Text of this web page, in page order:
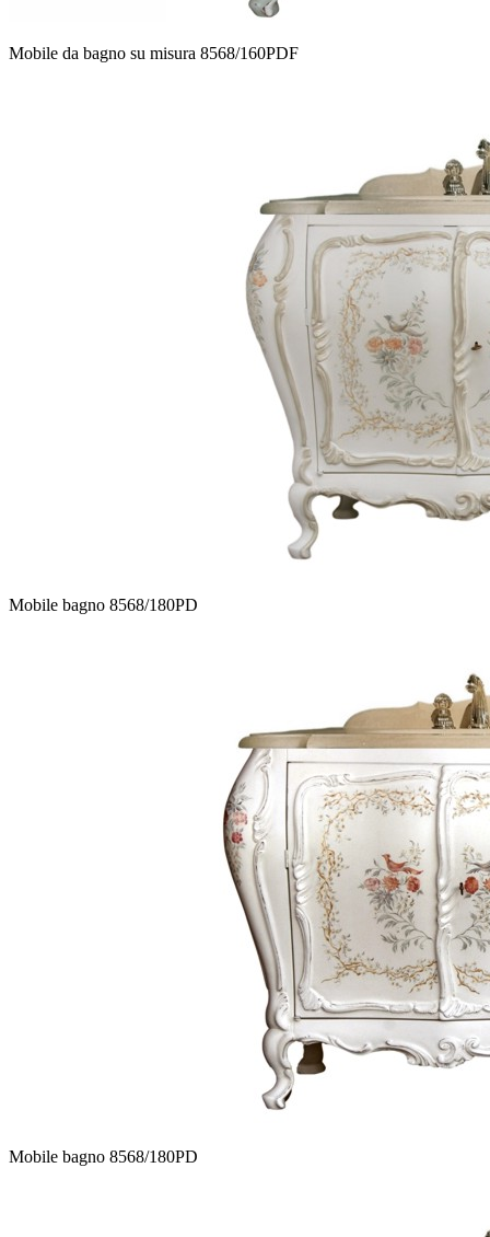
Mobile da bagno su misura 8568/160PDF
Mobile bagno 8568/180PD
Mobile bagno 8568/180PD